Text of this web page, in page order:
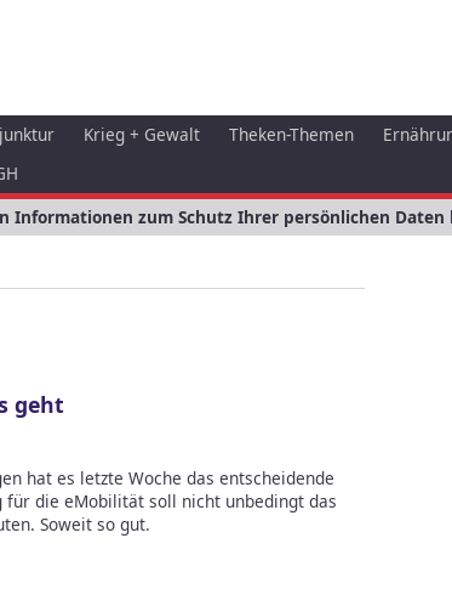
Krieg + Gewalt Theken-Themen
Informationen zum Schutz Ihrer persönlichen Daten
geht
hat es letzte Woche das entscheidende
für die eMobilität soll nicht unbedingt das
Soweit so gut.